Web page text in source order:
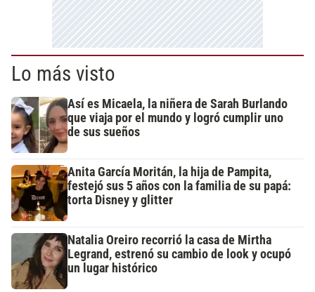
Lo más visto
Así es Micaela, la niñera de Sarah Burlando
que viaja por el mundo y logró cumplir uno
de sus sueños
Anita García Moritán, la hija de Pampita,
festejó sus 5 años con la familia de su papá:
torta Disney y glitter
Natalia Oreiro recorrió la casa de Mirtha
Legrand, estrenó su cambio de look y ocupó
un lugar histórico